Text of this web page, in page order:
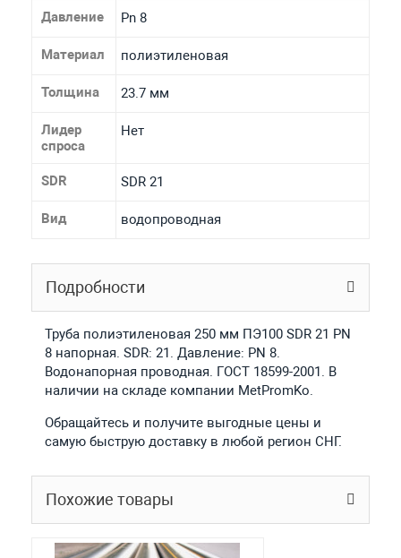
Давление Pn 8
Материал полиэтиленовая
Толщина 23.7 мм
Лидер
спроса
Нет
SDR SDR 21
Вид водопроводная
Подробности
Труба полиэтиленовая 250 мм ПЭ100 SDR 21 PN
8 напорная. SDR: 21. Давление: PN 8.
Водонапорная проводная. ГОСТ 18599-2001. В
наличии на складе компании MetPromKo.
Обращайтесь и получите выгодные цены и
самую быструю доставку в любой регион СНГ.
Похожие товары